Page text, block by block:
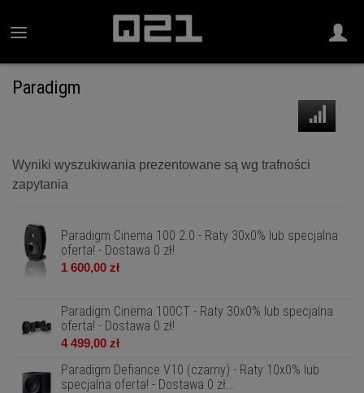
Paradigm
Wyniki wyszukiwania prezentowane są wg trafności
zapytania
Paradigm Cinema 100 2.0 - Raty 30x0% lub specjalna
oferta! - Dostawa 0 zł!
1 600,00 zł
Paradigm Cinema 100CT - Raty 30x0% lub specjalna
oferta! - Dostawa 0 zł!
4 499,00 zł
Paradigm Defiance V10 (czarny) - Raty 10x0% lub
specjalna oferta! - Dostawa 0 zł...